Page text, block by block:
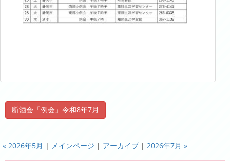
断酒会「例会」令和8年7月
« 2026年5月 | メインページ | アーカイブ | 2026年7月 »